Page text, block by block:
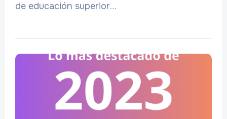
de educación superior…